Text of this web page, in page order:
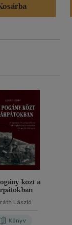
közt a
László
Könyv